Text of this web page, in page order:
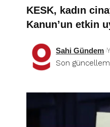
KESK, kadın
Kanun’un etkin
Son
Sahi Gündem